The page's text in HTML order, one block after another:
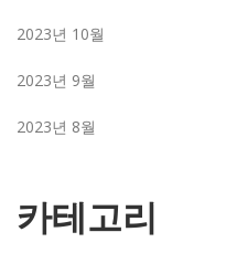
2023년 10월
2023년 9월
2023년 8월
카테고리